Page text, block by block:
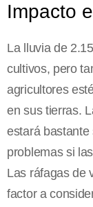
Impacto
La lluvia de
cultivos, pero
agricultores
en sus tierras.
estará
problemas si
Las ráfagas de
factor a